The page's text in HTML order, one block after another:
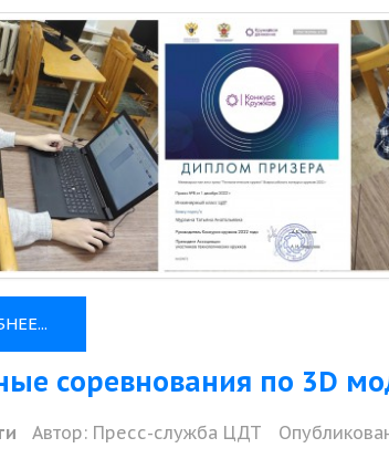
соревнования по 3D
Автор: Пресс-служба ЦДТ